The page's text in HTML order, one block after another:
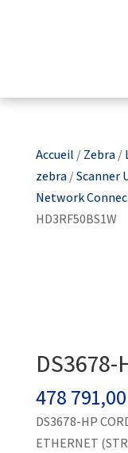
Accueil /Zebra/
zebra/Scanner
Network
HD3RF50BS1W
DS3678-
478 791,00
DS3678-HP
ETHERNET